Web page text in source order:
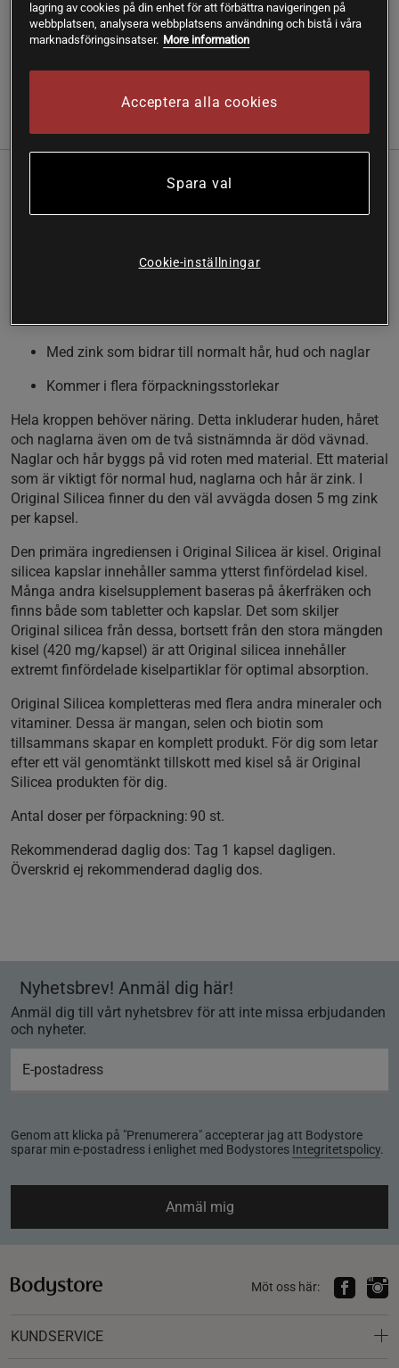
196 mg kisel per kapsel. Innehåller även zink som bidrar till
normalt hår, hud och naglar.
Alla kroppens vävnader behöver näring. Huden, håret och
en är kisel. Den kisel som används i produkten är ytterst
Med zink som bidrar till normalt hår, hud och naglar
Kommer i flera förpackningsstorlekar
Hela kroppen behöver näring. Detta inkluderar huden, håret
och naglarna även om de två sistnämnda är död vävnad.
Naglar och hår byggs på vid roten med material. Ett material
som är viktigt för normal hud, naglarna och hår är zink. I
Original Silicea finner du den väl avvägda dosen 5 mg zink
per kapsel.
Den primära ingrediensen i Original Silicea är kisel. Original
silicea kapslar innehåller samma ytterst finfördelad kisel.
Många andra kiselsupplement baseras på åkerfräken och
finns både som tabletter och kapslar. Det som skiljer
Original silicea från dessa, bortsett från den stora mängden
kisel (420 mg/kapsel) är att Original silicea innehåller
extremt finfördelade kiselpartiklar för optimal absorption.
Original Silicea kompletteras med flera andra mineraler och
vitaminer. Dessa är mangan, selen och biotin som
tillsammans skapar en komplett produkt. För dig som letar
efter ett väl genomtänkt tillskott med kisel så är Original
Silicea produkten för dig.
Antal doser per förpackning: 90 st.
Rekommenderad daglig dos: Tag 1 kapsel dagligen.
Överskrid ej rekommenderad daglig dos.
Nyhetsbrev! Anmäl dig här!
Anmäl dig till vårt nyhetsbrev för att inte missa erbjudanden
och nyheter.
Genom att klicka på "Prenumerera" accepterar jag att Bodystore
sparar min e-postadress i enlighet med Bodystores Integritetspolicy.
Anmäl mig
Möt oss här:
KUNDSERVICE
lagring av cookies på din enhet för att förbättra navigeringen på
webbplatsen, analysera webbplatsens användning och bistå i våra
marknadsföringsinsatser. More information
Acceptera alla cookies
Spara val
Cookie-inställningar